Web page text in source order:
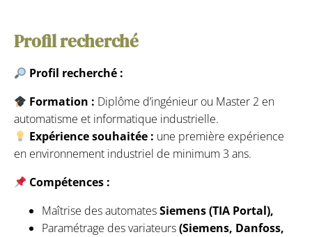
Profil recherché
Profil recherché :
Formation : Diplôme d’ingénieur ou Master 2 en
automatisme et informatique industrielle.
Expérience souhaitée : une première expérience
en environnement industriel de minimum 3 ans.
Compétences :
Maîtrise des automatesSiemens (TIA Portal),
Paramétrage des variateurs(Siemens, Danfoss,